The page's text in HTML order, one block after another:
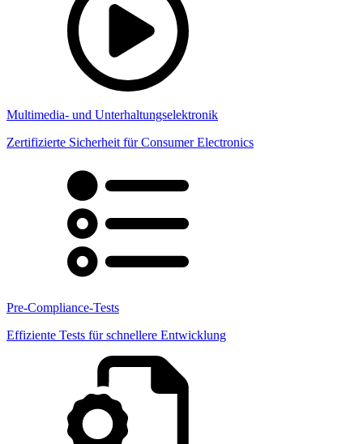
Multimedia- und Unterhaltungselektronik
Zertifizierte Sicherheit für Consumer Electronics
Pre-Compliance-Tests
Effiziente Tests für schnellere Entwicklung